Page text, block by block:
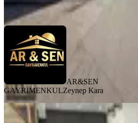
AR&SEN
GAYRİMENKULZeynep Kara
YENİ
İhsaniye'nin En